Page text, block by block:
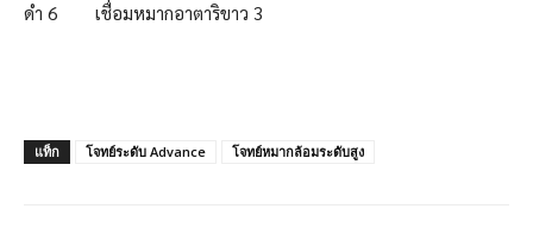
ดำ 6 เชื่อมหมากอาตาริขาว 3
แท็ก โจทย์ระดับ Advance โจทย์หมากล้อมระดับสูง